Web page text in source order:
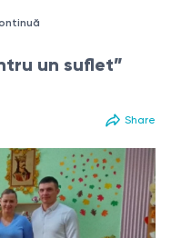
un suflet”
Share